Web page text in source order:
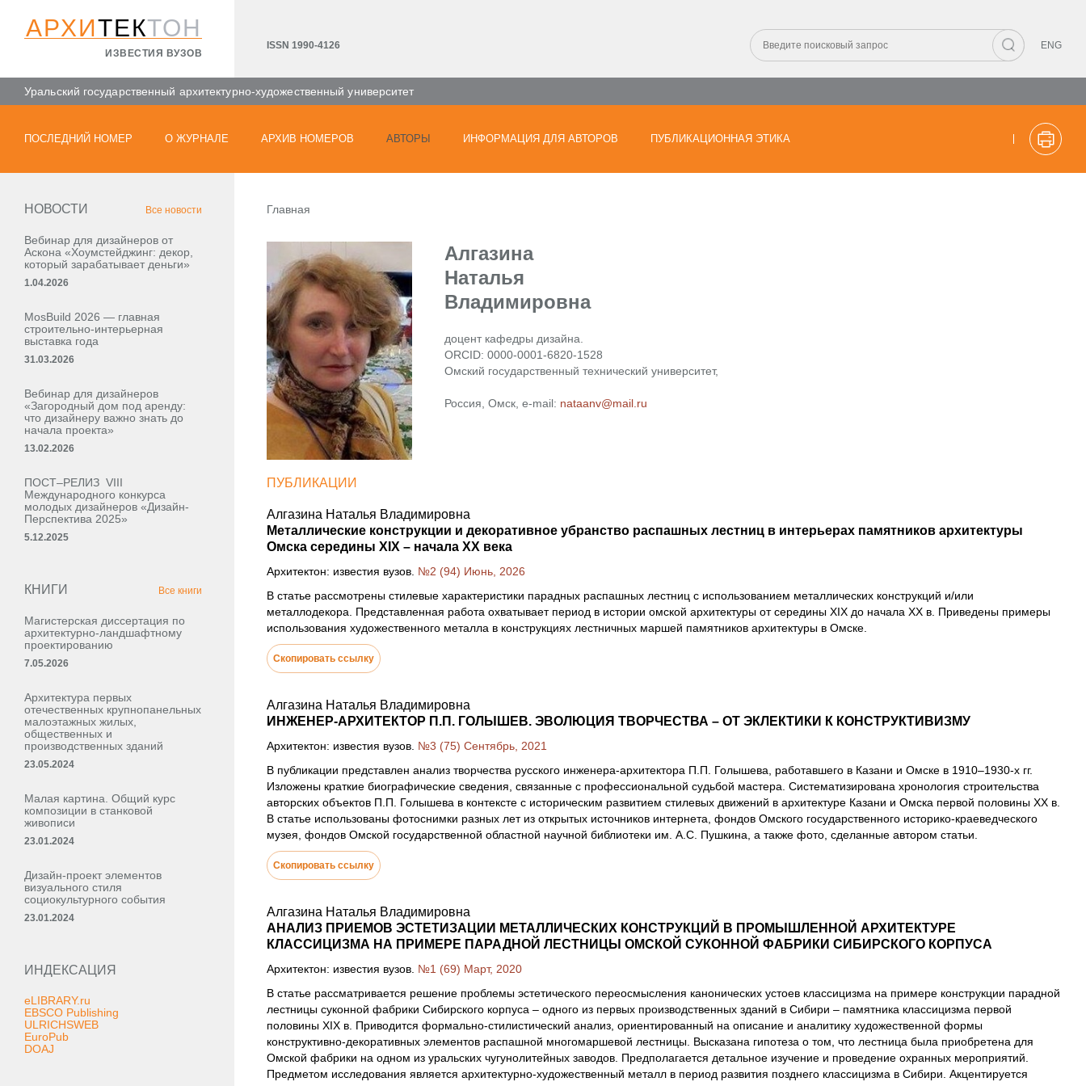
АРХИТЕКТОН
ИЗВЕСТИЯ ВУЗОВ
ISSN 1990-4126 ENG
Уральский государственный архитектурно-художественный университет
ПОСЛЕДНИЙ НОМЕР О ЖУРНАЛЕ АРХИВ НОМЕРОВ АВТОРЫ ИНФОРМАЦИЯ ДЛЯ АВТОРОВ ПУБЛИКАЦИОННАЯ ЭТИКА
НОВОСТИ Все новости
Вебинар для дизайнеров от
Аскона «Хоумстейджинг: декор,
который зарабатывает деньги»
1.04.2026
MosBuild 2026 — главная
строительно-интерьерная
выставка года
31.03.2026
Вебинар для дизайнеров
«Загородный дом под аренду:
что дизайнеру важно знать до
начала проекта»
13.02.2026
ПОСТ–РЕЛИЗ VIII
Международного конкурса
молодых дизайнеров «Дизайн-
Перспектива 2025»
5.12.2025
КНИГИ Все книги
Магистерская диссертация по
архитектурно-ландшафтному
проектированию
7.05.2026
Архитектура первых
отечественных крупнопанельных
малоэтажных жилых,
общественных и
производственных зданий
23.05.2024
Малая картина. Общий курс
композиции в станковой
живописи
23.01.2024
Дизайн-проект элементов
визуального стиля
социокультурного события
23.01.2024
ИНДЕКСАЦИЯ
eLIBRARY.ru
EBSCO Publishing
ULRICHSWEB
EuroPub
DOAJ
Главная
Алгазина
Наталья
Владимировна
доцент кафедры дизайна.
ORCID: 0000-0001-6820-1528
Омский государственный технический университет,
Россия, Омск, e-mail: nataanv@mail.ru
ПУБЛИКАЦИИ
Алгазина Наталья Владимировна
Металлические конструкции и декоративное убранство распашных лестниц в интерьерах памятников архитектуры
Омска середины XIX – начала XX века
Архитектон: известия вузов. №2 (94) Июнь, 2026
В статье рассмотрены стилевые характеристики парадных распашных лестниц с использованием металлических конструкций и/или
металлодекора. Представленная работа охватывает период в истории омской архитектуры от середины XIX до начала XX в. Приведены примеры
использования художественного металла в конструкциях лестничных маршей памятников архитектуры в Омске.
Скопировать ссылку
Алгазина Наталья Владимировна
ИНЖЕНЕР-АРХИТЕКТОР П.П. ГОЛЫШЕВ. ЭВОЛЮЦИЯ ТВОРЧЕСТВА – ОТ ЭКЛЕКТИКИ К КОНСТРУКТИВИЗМУ
Архитектон: известия вузов. №3 (75) Сентябрь, 2021
В публикации представлен анализ творчества русского инженера-архитектора П.П. Голышева, работавшего в Казани и Омске в 1910–1930-х гг.
Изложены краткие биографические сведения, связанные с профессиональной судьбой мастера. Систематизирована хронология строительства
авторских объектов П.П. Голышева в контексте с историческим развитием стилевых движений в архитектуре Казани и Омска первой половины ХХ в.
В статье использованы фотоснимки разных лет из открытых источников интернета, фондов Омского государственного историко-краеведческого
музея, фондов Омской государственной областной научной библиотеки им. А.С. Пушкина, а также фото, сделанные автором статьи.
Скопировать ссылку
Алгазина Наталья Владимировна
АНАЛИЗ ПРИЕМОВ ЭСТЕТИЗАЦИИ МЕТАЛЛИЧЕСКИХ КОНСТРУКЦИЙ В ПРОМЫШЛЕННОЙ АРХИТЕКТУРЕ
КЛАССИЦИЗМА НА ПРИМЕРЕ ПАРАДНОЙ ЛЕСТНИЦЫ ОМСКОЙ СУКОННОЙ ФАБРИКИ СИБИРСКОГО КОРПУСА
Архитектон: известия вузов. №1 (69) Март, 2020
В статье рассматривается решение проблемы эстетического переосмысления канонических устоев классицизма на примере конструкции парадной
лестницы суконной фабрики Сибирского корпуса – одного из первых производственных зданий в Сибири – памятника классицизма первой
половины XIX в. Приводится формально-стилистический анализ, ориентированный на описание и аналитику художественной формы
конструктивно-декоративных элементов распашной многомаршевой лестницы. Высказана гипотеза о том, что лестница была приобретена для
Омской фабрики на одном из уральских чугунолитейных заводов. Предполагается детальное изучение и проведение охранных мероприятий.
Предметом исследования является архитектурно-художественный металл в период развития позднего классицизма в Сибири. Акцентируется